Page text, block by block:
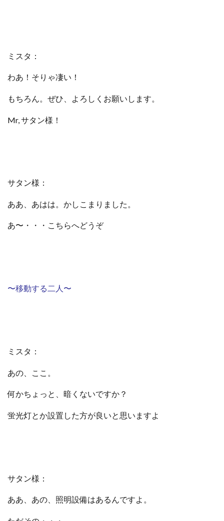
ミスタ：
わあ！そりゃ凄い！
もちろん。ぜひ、よろしくお願いします。
Mr, サタン様！
サタン様：
ああ、あはは。かしこまりました。
あ〜・・・ こちらへどうぞ
〜移動する二人〜
ミスタ：
あの、ここ。
何かちょっと、暗くないですか？
蛍光灯とか設置した方が良いと思いますよ
サタン様：
ああ、あの、照明設備はあるんですよ。